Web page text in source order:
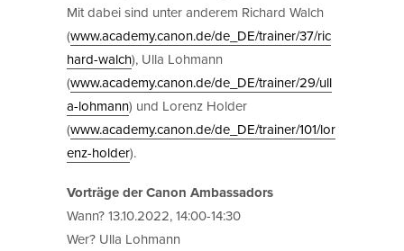
Mit dabei sind unter anderem Richard Walch
(www.academy.canon.de/de_DE/trainer/37/ric
hard-walch), Ulla Lohmann
(www.academy.canon.de/de_DE/trainer/29/ull
a-lohmann) und Lorenz Holder
(www.academy.canon.de/de_DE/trainer/101/lor
enz-holder).
Vorträge der Canon Ambassadors
Wann? 13.10.2022, 14:00-14:30
Wer? Ulla Lohmann